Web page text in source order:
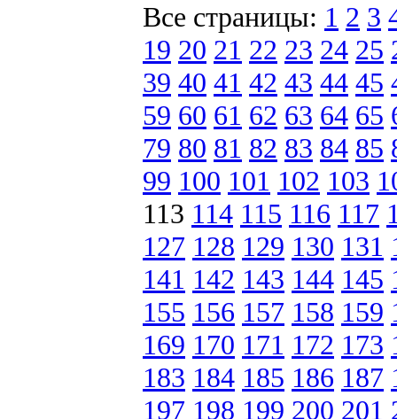
Все страницы: 1 2 3
19 20 21 22 23 24 25
39 40 41 42 43 44 45
59 60 61 62 63 64 65
79 80 81 82 83 84 85
99 100 101 102 103
113 114 115 116 117
127 128 129 130 131
141 142 143 144 145
155 156 157 158 159
169 170 171 172 173
183 184 185 186 187
197 198 199 200 201